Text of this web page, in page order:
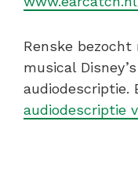
Renske
musical
audiodescriptie.
audiodescriptie